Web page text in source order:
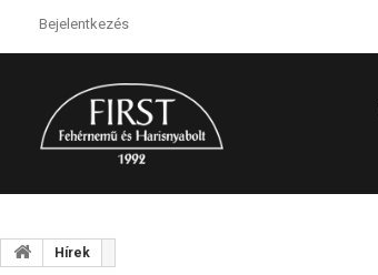
Bejelentkezés
Hírek